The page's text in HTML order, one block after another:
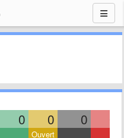
0 0 0
Ouvert